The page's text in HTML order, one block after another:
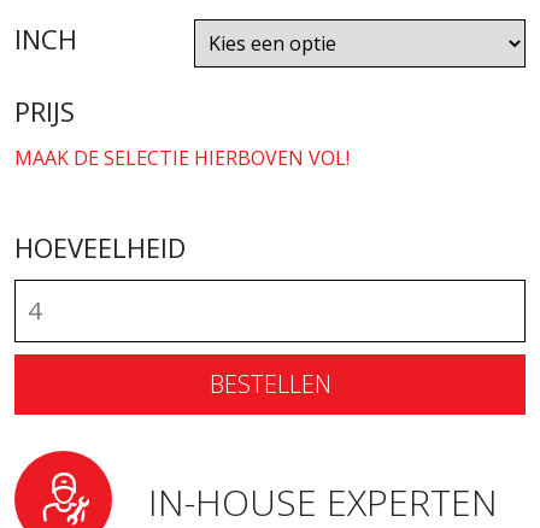
INCH
PRIJS
MAAK DE SELECTIE HIERBOVEN VOL!
HOEVEELHEID
BESTELLEN
IN-HOUSE EXPERTEN